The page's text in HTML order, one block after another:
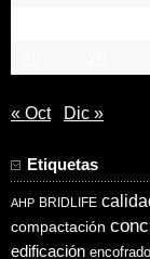
« Oct Dic »
Etiquetas
AHP BRIDLIFE
compactación
edificación encofrado